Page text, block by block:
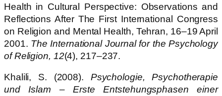
Health in Cultural Perspective: Observations and
Reflections After The First International Congress
on Religion and Mental Health, Tehran, 16–19 April
2001. The International Journal for the Psychology
of Religion, 12(4), 217–237.
Khalili, S. (2008). Psychologie, Psychotherapie
und Islam – Erste Entstehungsphasen einer